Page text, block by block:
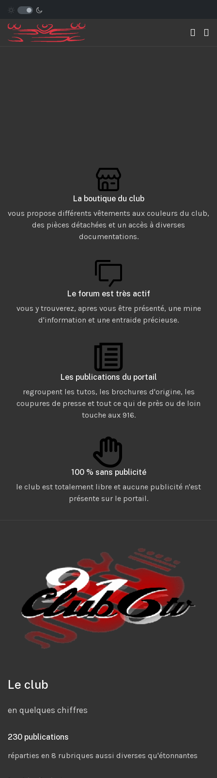
La boutique du club
vous propose différents vêtements aux couleurs du club,
des pièces détachées et un accès à diverses
documentations.
Le forum est très actif
vous y trouverez, apres vous être présenté, une mine
d'information et une entraide précieuse.
Les publications du portail
regroupent les tutos, les brochures d'origine, les
coupures de presse et tout ce qui de près ou de loin
touche aux 916.
100 % sans publicité
le club est totalement libre et aucune publicité n'est
présente sur le portail.
Le club
en quelques chiffres
230 publications
réparties en 8 rubriques aussi diverses qu'étonnantes